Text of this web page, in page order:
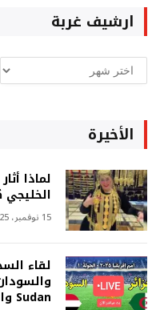
ارشيف غربة
ارشيف
غربة
الأخيرة
لماذا
15 نوفمبر، 2025
لقاء
Sudan والقنوات الناقلة